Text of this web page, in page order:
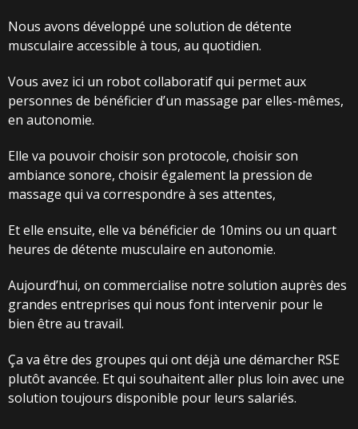
Nous avons développé une solution de détente
musculaire accessible à tous, au quotidien.
Vous avez ici un robot collaboratif qui permet aux
personnes de bénéficier d’un massage par elles-mêmes,
en autonomie.
Elle va pouvoir choisir son protocole, choisir son
ambiance sonore, choisir également la pression de
massage qui va correspondre à ses attentes,
Et elle ensuite, elle va bénéficier de 10mins ou un quart
heures de détente musculaire en autonomie.
Aujourd’hui, on commercialise notre solution auprès des
grandes entreprises qui nous font intervenir pour le
bien être au travail.
Ça va être des groupes qui ont déjà une démarcher RSE
plutôt avancée. Et qui souhaitent aller plus loin avec une
solution toujours disponible pour leurs salariés.